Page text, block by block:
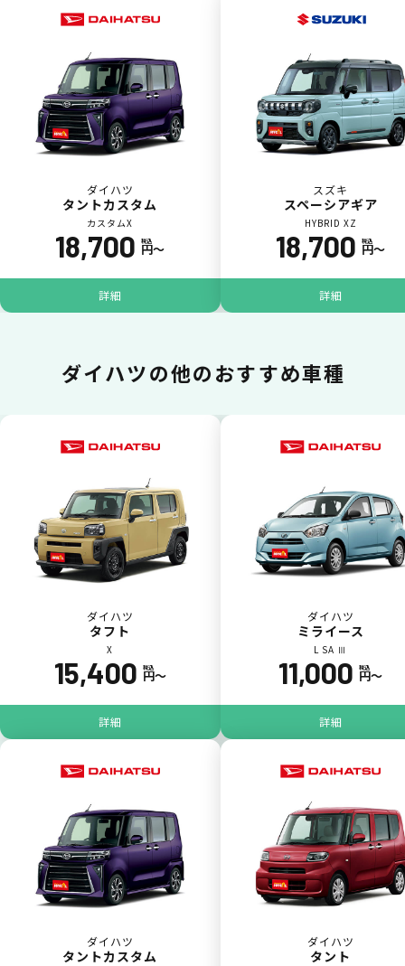
いままで難しかったカーリースの利用料金を
一括（一回）払いで可能。
ポイントが貯まる
POINT
5
ジョイカル たすカッター3
ダイハツ
タントカスタム
カスタムX
18,700 税込
円〜
詳細
スズキ
スペーシアギア
HYBRID XZ
18,700 税込
円〜
詳細
ダイハツの他のおすすめ車種
ダイハツ
タフト
X
15,400 税込
円〜
詳細
ダイハツ
ミライース
L SA Ⅲ
11,000 税込
円〜
詳細
ダイハツ
タントカスタム
ダイハツ
タント